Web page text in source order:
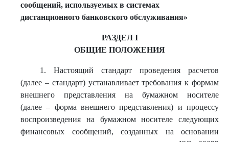
сообщений, используемых в системах
дистанционного банковского обслуживания»
РАЗДЕЛ I
ОБЩИЕ ПОЛОЖЕНИЯ
1. Настоящий стандарт проведения расчетов
(далее – стандарт) устанавливает требования к формам
внешнего представления на бумажном носителе
(далее – форма внешнего представления) и процессу
воспроизведения на бумажном носителе следующих
финансовых сообщений, созданных на основании